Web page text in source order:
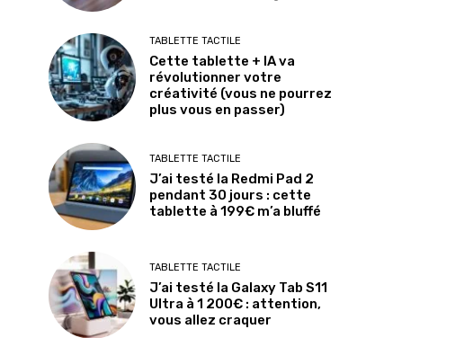
TABLETTE TACTILE
Cette tablette + IA va
révolutionner votre
créativité (vous ne pourrez
plus vous en passer)
TABLETTE TACTILE
J’ai testé la Redmi Pad 2
pendant 30 jours : cette
tablette à 199€ m’a bluffé
TABLETTE TACTILE
J’ai testé la Galaxy Tab S11
Ultra à 1 200€ : attention,
vous allez craquer